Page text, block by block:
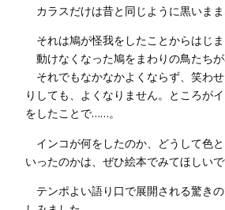
カラスだけは昔と同じように黒いまま
それは鳩が怪我をしたことからはじま
動けなくなった鳩をまわりの鳥たちが
それでもなかなかよくならず、笑わ
りしても、よくなりません。ところが
をしたことで……。
インコが何をしたのか、どうして色
いったのかは、ぜひ絵本でみてほしいで
テンポよい語り口で展開される驚き